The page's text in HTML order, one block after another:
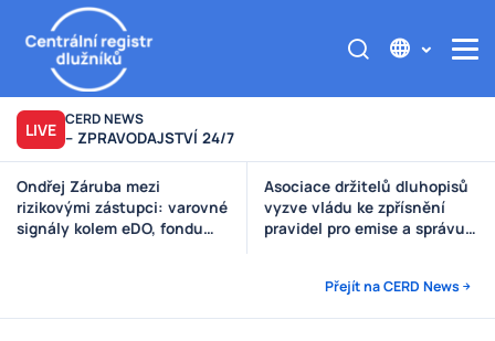
LIVE CERD NEWS
– ZPRAVODAJSTVÍ 24/7
Ondřej Záruba mezi
rizikovými zástupci: varovné
signály kolem eDO, fondu
Asociace držitelů dluhopisů
vyzve vládu ke zpřísnění
pravidel pro emise a správu
Přejít na CERD News